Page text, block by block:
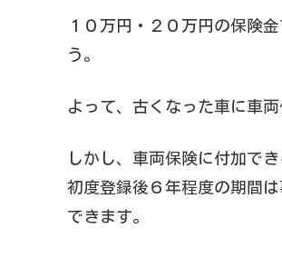
１０万円・２０万円の保険
う。
よって、古くなった車に車
しかし、車両保険に付加で
初度登録後６年程度の期間
できます。